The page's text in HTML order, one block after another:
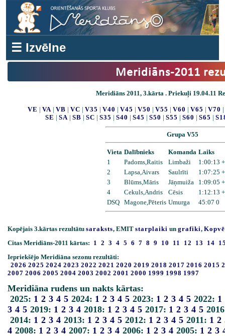
☰ Izvēlne
Meridiāns-2011
Meridiāns 2011, 3.kārta . Priekuļi 19.04.11
VE | VA | VB | VC | V35 | V40 | V45 | V50 | V55 | V60 | V65 | V70 |
SE | SA| SB | SC | S35 | S40 | S45 | S50 | S55 | S60 | S65 |
Grupa V55
Vieta Dalībnieks Komanda Laiks
1
Padoms,Raitis Limbaži
1:00:13
2
Lapsa,Aivars Saulrīti
1:07:25
3
Blūms,Māris Jāņmuiža
1:09:05
4
Cekuls,Andris Cēsis
1:12:13
DSQ
Magone,Pēteris Umurga 45:07 0
Kopējais 3.kārtas rezultātu saraksts, EMIT starplaiki un grafiki,
Citas Meridiāns-2011 kārtas: 1 2 3 4 5 6 7 8 9 10 11 12 13 14
Iepriekšējo Meridiāna sezonu rezultāti:
2026 2025 2024 2023 2022 2021 2020 2019 2018 2017 2016 2015
2007 2006 2005 2004 2003 2002 2001 2000 1999 1998 1997
Meridiāna rudens un nakts kārtas:
2025: 1 2 3 4 5 2024: 1 2 3 4 5 2023: 1 2 3 4 5 2022: 1
3 4 5 2019: 1 2 3 4 2018: 1 2 3 4 5 2017: 1 2 3 4 5
2014: 1 2 3 4 2013: 1 2 3 4 5 2012: 1 2 3 4 5 2011: 1 2
4 2008: 1 2 3 4 2007: 1 2 3 4 2006: 1 2 3 4 2005: 1 2 3